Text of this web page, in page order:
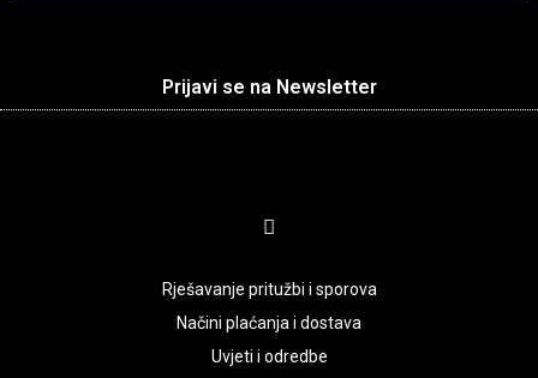
Prijavi se na Newsletter
Rješavanje pritužbi i sporova
Načini plaćanja i dostava
Uvjeti i odredbe